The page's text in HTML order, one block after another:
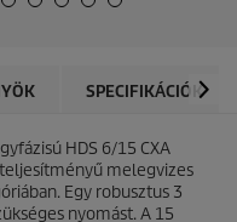
SPECIFIKÁCIÓK
HDS 6/15 CXA
melegvizes
Egy robusztus 3
nyomást. A 15